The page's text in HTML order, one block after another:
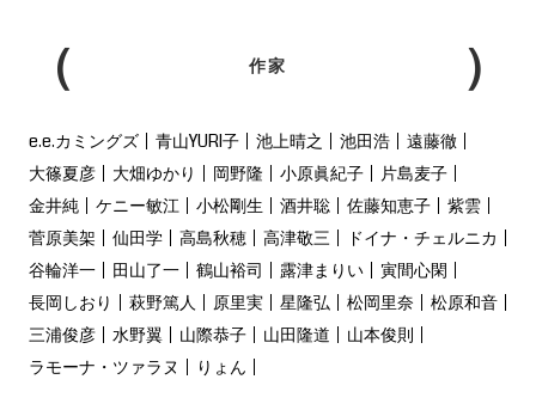
作家
e.e.カミングズ 青山YURI子 池上晴之 池田浩
遠藤徹
大篠夏彦
大畑ゆかり 岡野隆 小原眞紀子
片島麦子
金井純
ケニー敏江 小松剛生 酒井聡 佐藤知恵子
紫雲
菅原美架
仙田学 高島秋穂 高津敬三
ドイナ・チェルニカ
谷輪洋一
田山了一 鶴山裕司 露津まりい
寅間心閑
長岡しおり
萩野篤人 原里実 星隆弘 松岡里奈
松原和音
三浦俊彦
水野翼 山際恭子 山田隆道
山本俊則
ラモーナ・ツァラヌ
りょん